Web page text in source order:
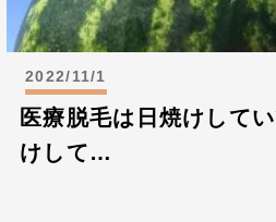
2022/11/1
医療脱毛は日焼けして
けして…